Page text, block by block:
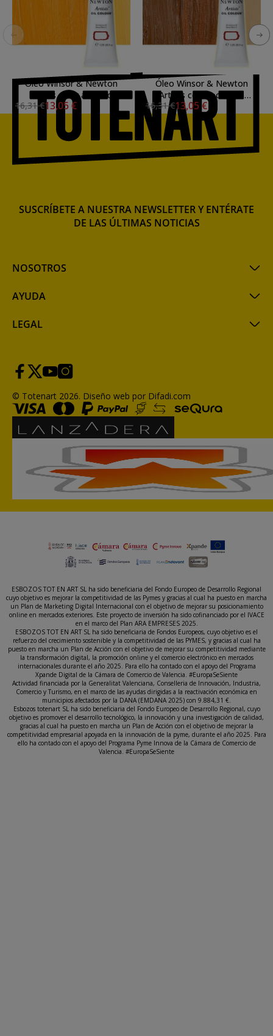
Óleo Winsor & Newton
Artists color amarillo
Winsor oscuro (37 ml)
16,31 €13,05 €
Óleo Winsor & Newton
Artists color ocre oro
transparente (37 ml)
16,31 €13,05 €
NOSOTROS
AYUDA
LEGAL
SUSCRÍBETE A NUESTRA NEWSLETTER Y ENTÉRATE
DE LAS ÚLTIMAS NOTICIAS
© Totenart 2026. Diseño web por Difadi.com
ESBOZOS TOT EN ART SL ha sido beneficiaria del Fondo Europeo de Desarrollo Regional
cuyo objetivo es mejorar la competitividad de las Pymes y gracias al cual ha puesto en marcha
un Plan de Marketing Digital Internacional con el objetivo de mejorar su posicionamiento
online en mercados exteriores. Este proyecto de inversión ha sido cofinanciado por el IVACE
en el marco del Plan ARA EMPRESES 2025.
ESBOZOS TOT EN ART SL ha sido beneficiaria de Fondos Europeos, cuyo objetivo es el
refuerzo del crecimiento sostenible y la competitividad de las PYMES, y gracias al cual ha
puesto en marcha un Plan de Acción con el objetivo de mejorar su competitividad mediante
la transformación digital, la promoción online y el comercio electrónico en mercados
internacionales durante el año 2025. Para ello ha contado con el apoyo del Programa
Xpande Digital de la Cámara de Comercio de Valencia. #EuropaSeSiente
Actividad financiada por la Generalitat Valenciana, Conselleria de Innovación, Industria,
Comercio y Turismo, en el marco de las ayudas dirigidas a la reactivación económica en
municipios afectados por la DANA (EMDANA 2025) con 9.884,31 €.
Esbozos totenart SL ha sido beneficiaria del Fondo Europeo de Desarrollo Regional, cuyo
objetivo es promover el desarrollo tecnológico, la innovación y una investigación de calidad,
gracias al cual ha puesto en marcha un Plan de Acción con el objetivo de mejorar la
competitividad empresarial apoyada en la innovación de la pyme, durante el año 2025. Para
ello ha contado con el apoyo del Programa Pyme Innova de la Cámara de Comercio de
Valencia. #EuropaSeSiente